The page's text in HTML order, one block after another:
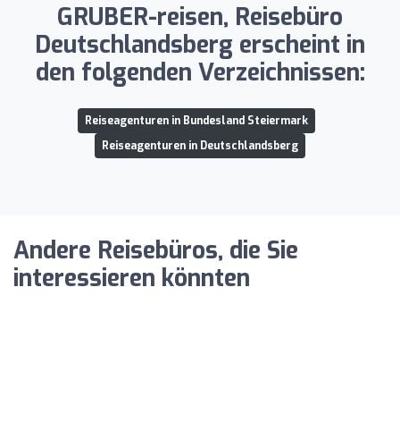
GRUBER-reisen, Reisebüro
Deutschlandsberg erscheint in
den folgenden Verzeichnissen:
Reiseagenturen in Bundesland Steiermark
Reiseagenturen in Deutschlandsberg
Andere Reisebüros, die Sie
interessieren könnten